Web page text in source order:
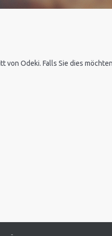
von Odeki. Falls Sie dies